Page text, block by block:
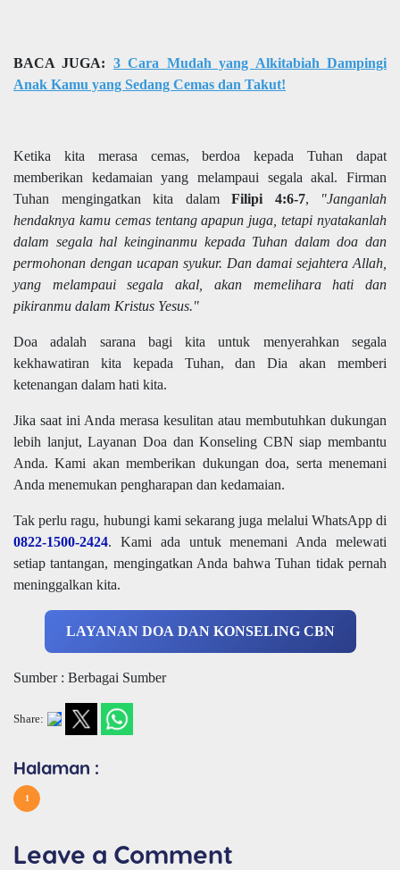
BACA JUGA: 3 Cara Mudah yang Alkitabiah Dampingi
Anak Kamu yang Sedang Cemas dan Takut!
Ketika kita merasa cemas, berdoa kepada Tuhan dapat
memberikan kedamaian yang melampaui segala akal. Firman
Tuhan mengingatkan kita dalam Filipi 4:6-7,
"Janganlah
hendaknya kamu cemas tentang apapun juga, tetapi nyatakanlah
dalam segala hal keinginanmu kepada Tuhan dalam doa dan
permohonan dengan ucapan syukur. Dan damai sejahtera Allah,
yang melampaui segala akal, akan memelihara hati dan
pikiranmu dalam Kristus Yesus."
Doa adalah sarana bagi kita untuk menyerahkan segala
kekhawatiran kita kepada Tuhan, dan Dia akan memberi
ketenangan dalam hati kita.
Jika saat ini Anda merasa kesulitan atau membutuhkan dukungan
lebih lanjut, Layanan Doa dan Konseling CBN siap membantu
Anda. Kami akan memberikan dukungan doa, serta menemani
Anda menemukan pengharapan dan kedamaian.
Tak perlu ragu, hubungi kami sekarang juga melalui WhatsApp di
0822-1500-2424. Kami ada untuk menemani Anda melewati
setiap tantangan, mengingatkan Anda bahwa Tuhan tidak pernah
meninggalkan kita.
LAYANAN DOA DAN KONSELING CBN
Sumber : Berbagai Sumber
Share:
Halaman :
1
Leave a Comment